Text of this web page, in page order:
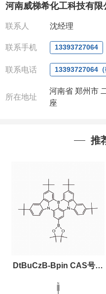
电话 :0371-
QQ:3930072831
联系人: 沈晓东(欢迎
河南威梯希化工科技有限
联系人 沈经理
联系手机 13393727064
联系电话 13393727064
所在地址
河南省 郑州市
座
推
DtBuCzB-Bpin CAS号：
2643331-97-7